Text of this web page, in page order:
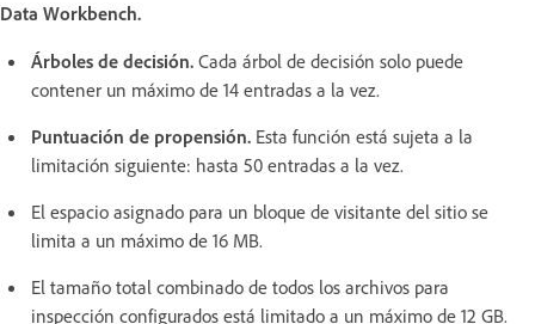
Data Workbench.
Árboles de decisión. Cada árbol de decisión solo puede
contener un máximo de 14 entradas a la vez.
Puntuación de propensión. Esta función está sujeta a la
limitación siguiente: hasta 50 entradas a la vez.
El espacio asignado para un bloque de visitante del sitio se
limita a un máximo de 16 MB.
El tamaño total combinado de todos los archivos para
inspección configurados está limitado a un máximo de 12 GB.